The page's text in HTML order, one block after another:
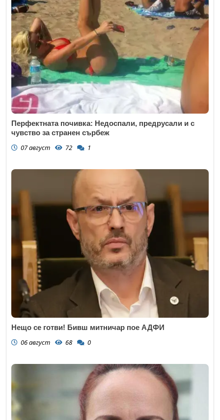
Перфектната почивка: Недоспали, предрусали и с
чувство за странен сърбеж
07 август 72 1
Нещо се готви! Бивш митничар пое АДФИ
06 август 68 0